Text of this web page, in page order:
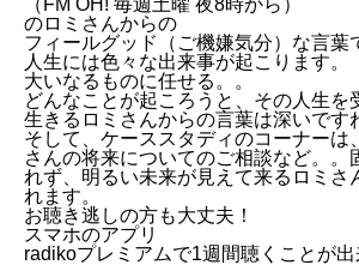
（FM OH! 毎週土曜 夜8時から）
のロミさんからの
フィールグッド（ご機嫌気分）な言葉
人生には色々な出来事が起こります。
大いなるものに任せる。。
どんなことが起ころうと、その人生を
生きるロミさんからの言葉は深いです
そして、ケーススタディのコーナーは
さんの将来についてのご相談など。。
れず、明るい未来が見えて来るロミさ
れます。
お聴き逃しの方も大丈夫！
スマホのアプリ
radikoプレミアムで1週間聴くことが出